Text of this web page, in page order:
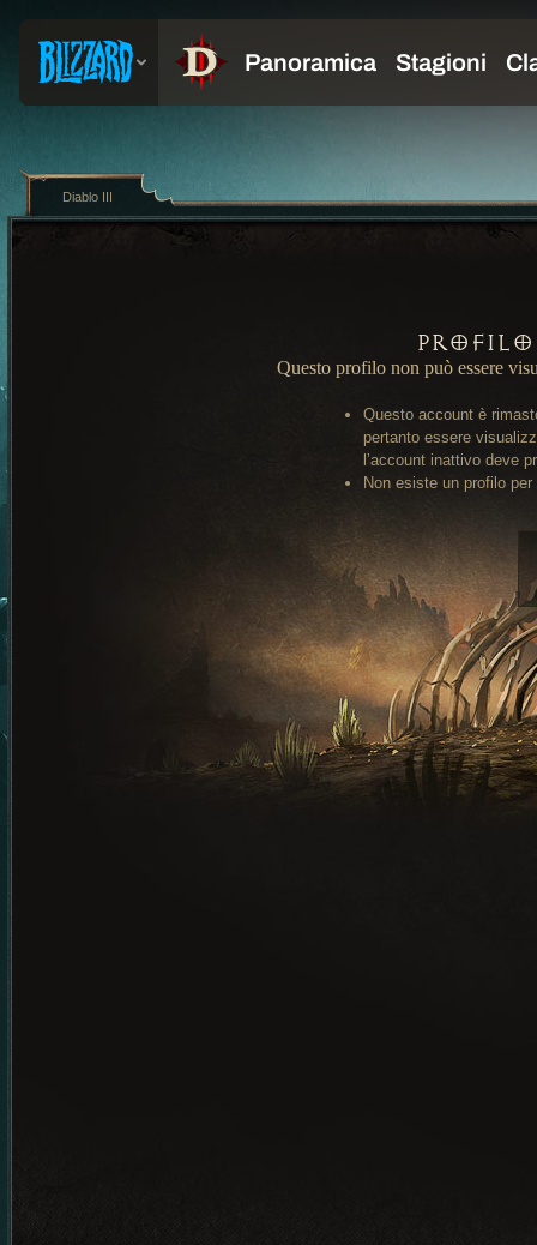
Profilo
Questo profilo non può essere
Questo account è
pertanto essere
l’account inattivo deve
Non esiste un profilo
Diablo III